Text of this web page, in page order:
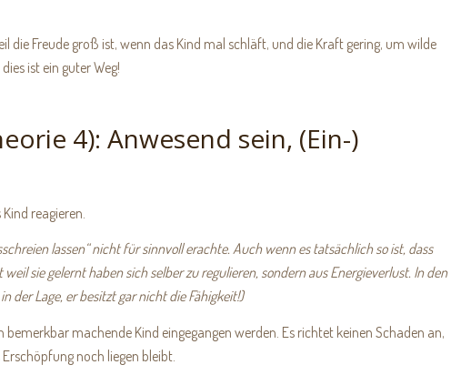
die Freude groß ist, wenn das Kind mal schläft, und die Kraft gering, um wilde
ist ein guter Weg!
4): Anwesend sein, (Ein-)
reagieren.
lassen“ nicht für sinnvoll erachte. Auch wenn es tatsächlich so ist, dass
sie gelernt haben sich selber zu regulieren, sondern aus Energieverlust. In den
der Lage, er besitzt gar nicht die Fähigkeit!)
machende Kind eingegangen werden. Es richtet keinen Schaden an,
noch liegen bleibt.